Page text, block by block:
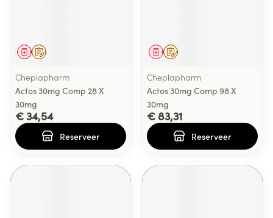
Op voorschrift
Geneesmiddel
Cheplapharm
Actos 30mg Comp 28 X
30mg
€ 34,54
Reserveer
Op voorschrift
Geneesmiddel
Cheplapharm
Actos 30mg Comp 98 X
30mg
€ 83,31
Reserveer